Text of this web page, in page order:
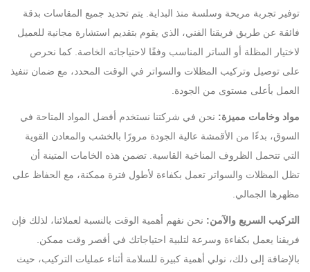
توفير تجربة مريحة وسلسة منذ البداية. يتم تحديد جميع المقاسات بدقة
فائقة عن طريق فريقنا الفني، الذي يقوم بتقديم استشارة مجانية للعميل
لاختيار المظلة أو الساتر المناسب وفقًا لاحتياجاته الخاصة. كما نحرص
على توصيل وتركيب المظلات والسواتر في الوقت المحدد، مع ضمان تنفيذ
العمل بأعلى مستوى من الجودة.
مواد وخامات مميزة: نحن في شركتنا نستخدم أفضل المواد المتاحة في
السوق، بدءًا من الأقمشة عالية الجودة مرورًا بالخشب والمعادن القوية
التي تتحمل الظروف المناخية القاسية. تضمن هذه الخامات المتينة أن
تظل المظلات والسواتر تعمل بكفاءة لأطول فترة ممكنة، مع الحفاظ على
مظهرها الجمالي.
التركيب السريع والآمن: نحن نفهم أهمية الوقت بالنسبة لعملائنا، لذلك فإن
فريقنا يعمل بكفاءة وسرعة لتلبية احتياجاتك في أقصر وقت ممكن.
بالإضافة إلى ذلك، نولي أهمية كبيرة للسلامة أثناء عمليات التركيب، حيث